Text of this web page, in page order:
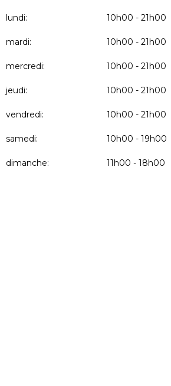
lundi: 10h00 - 21h00
mardi: 10h00 - 21h00
mercredi: 10h00 - 21h00
jeudi: 10h00 - 21h00
vendredi: 10h00 - 21h00
samedi: 10h00 - 19h00
dimanche: 11h00 - 18h00